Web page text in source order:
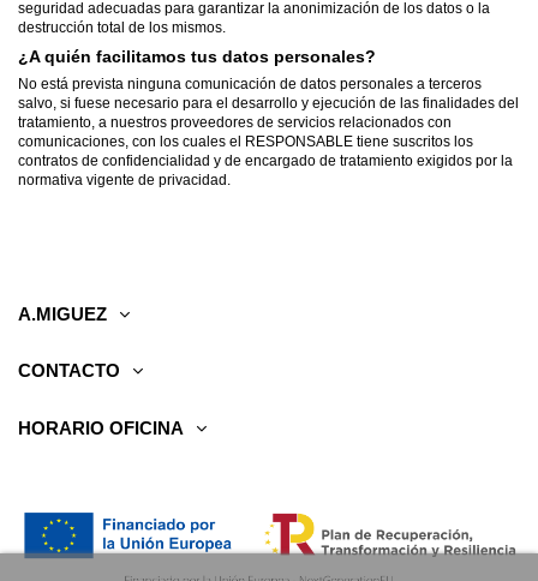
seguridad adecuadas para garantizar la anonimización de los datos o la
destrucción total de los mismos.
¿A quién facilitamos tus datos personales?
No está prevista ninguna comunicación de datos personales a terceros
salvo, si fuese necesario para el desarrollo y ejecución de las finalidades del
tratamiento, a nuestros proveedores de servicios relacionados con
comunicaciones, con los cuales el RESPONSABLE tiene suscritos los
contratos de confidencialidad y de encargado de tratamiento exigidos por la
normativa vigente de privacidad.
A.MIGUEZ
CONTACTO
HORARIO OFICINA